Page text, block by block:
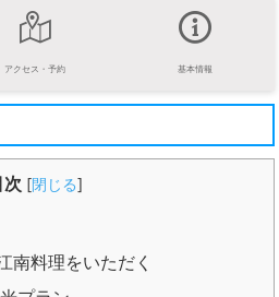
アクセス・予約 基本情報
次 [閉じる]
南料理をいただく